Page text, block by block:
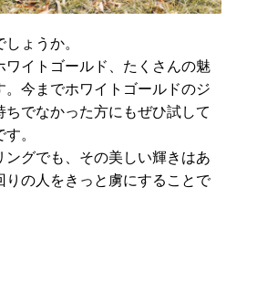
ょうか。
ワイトゴールド、たくさんの魅
。今までホワイトゴールドのジ
ちでなかった方にもぜひ試して
。
ングでも、その美しい輝きはあ
りの人をきっと虜にすることで